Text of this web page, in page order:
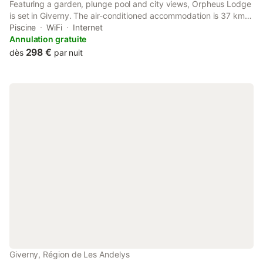
Featuring a garden, plunge pool and city views, Orpheus Lodge
is set in Giverny. The air-conditioned accommodation is 37 km
from Le CADRAN, and guests can benefit from private parking
available on site and free WiFi.
Piscine WiFi
Internet
Annulation gratuite
dès 298 € par nuit
Giverny, Région de Les Andelys